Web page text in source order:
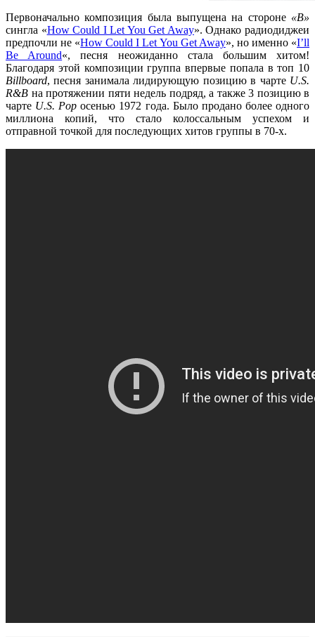
Первоначально композиция была выпущена на стороне «B»
сингла «How Could I Let You Get Away». Однако радиодиджеи
предпочли не «How Could I Let You Get Away», но именно «I’ll
Be Around«, песня неожиданно стала большим хитом!
Благодаря этой композиции группа впервые попала втоп 10
Billboard, песня занималалидирующую позициюв чарте U.S.
R&B на протяжении пяти недель подряд, а также 3 позициюв
чарте U.S. Pop осенью 1972 года. Было продано более одного
миллиона копий, что стало колоссальным успехом и
отправной точкой для последующих хитов группы в 70-х.